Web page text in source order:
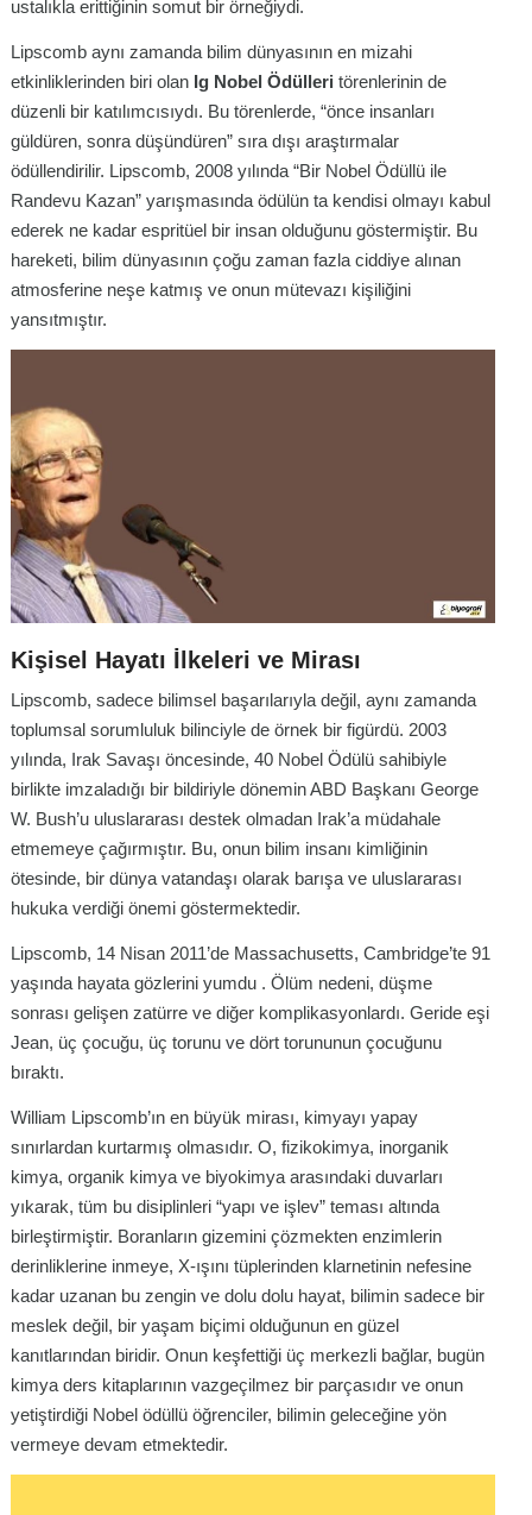
ustalıkla erittiğinin somut bir örneğiydi.
Lipscomb aynı zamanda bilim dünyasının en mizahi
etkinliklerinden biri olan Ig Nobel Ödülleri törenlerinin de
düzenli bir katılımcısıydı. Bu törenlerde, “önce insanları
güldüren, sonra düşündüren” sıra dışı araştırmalar
ödüllendirilir. Lipscomb, 2008 yılında “Bir Nobel Ödüllü ile
Randevu Kazan” yarışmasında ödülün ta kendisi olmayı kabul
ederek ne kadar espritüel bir insan olduğunu göstermiştir. Bu
hareketi, bilim dünyasının çoğu zaman fazla ciddiye alınan
atmosferine neşe katmış ve onun mütevazı kişiliğini
yansıtmıştır.
Kişisel Hayatı İlkeleri ve Mirası
Lipscomb, sadece bilimsel başarılarıyla değil, aynı zamanda
toplumsal sorumluluk bilinciyle de örnek bir figürdü. 2003
yılında, Irak Savaşı öncesinde, 40 Nobel Ödülü sahibiyle
birlikte imzaladığı bir bildiriyle dönemin ABD Başkanı George
W. Bush’u uluslararası destek olmadan Irak’a müdahale
etmemeye çağırmıştır. Bu, onun bilim insanı kimliğinin
ötesinde, bir dünya vatandaşı olarak barışa ve uluslararası
hukuka verdiği önemi göstermektedir.
Lipscomb, 14 Nisan 2011’de Massachusetts, Cambridge’te 91
yaşında hayata gözlerini yumdu . Ölüm nedeni, düşme
sonrası gelişen zatürre ve diğer komplikasyonlardı. Geride eşi
Jean, üç çocuğu, üç torunu ve dört torununun çocuğunu
bıraktı.
William Lipscomb’ın en büyük mirası, kimyayı yapay
sınırlardan kurtarmış olmasıdır. O, fizikokimya, inorganik
kimya, organik kimya ve biyokimya arasındaki duvarları
yıkarak, tüm bu disiplinleri “yapı ve işlev” teması altında
birleştirmiştir. Boranların gizemini çözmekten enzimlerin
derinliklerine inmeye, X-ışını tüplerinden klarnetinin nefesine
kadar uzanan bu zengin ve dolu dolu hayat, bilimin sadece bir
meslek değil, bir yaşam biçimi olduğunun en güzel
kanıtlarından biridir. Onun keşfettiği üç merkezli bağlar, bugün
kimya ders kitaplarının vazgeçilmez bir parçasıdır ve onun
yetiştirdiği Nobel ödüllü öğrenciler, bilimin geleceğine yön
vermeye devam etmektedir.